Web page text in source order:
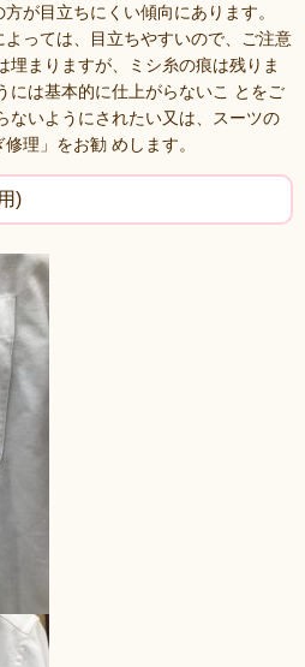
が目立ちにくい傾向にあります。
よっては、目立ちやすいので、ご注意
埋まりますが、ミシ糸の痕は残りま
には基本的に仕上がらないこ とをご
ないようにされたい又は、スーツの
理」をお勧 めします。
)